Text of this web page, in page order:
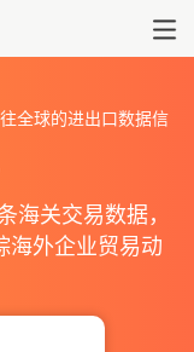
全球的进出口数据信
海关交易数据，
海外企业贸易动